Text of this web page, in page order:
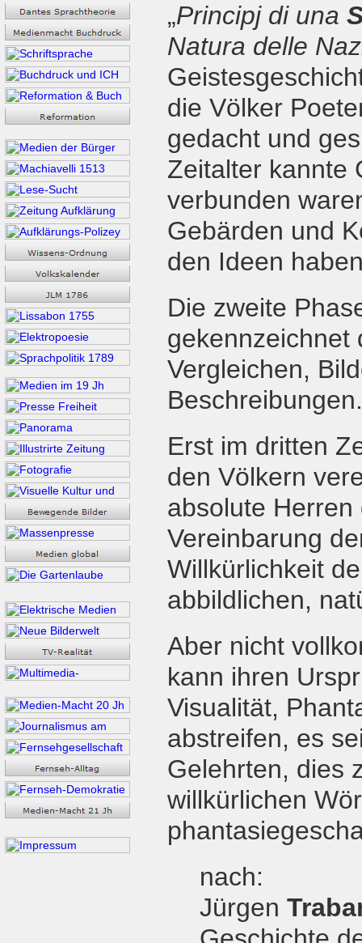
„Principj di una
Natura delle
die Völker
gedacht und
Zeitalter kannte
verbunden
Gebärden und
den Ideen
Die zweite
gekennzeichnet
Vergleichen,
Beschreibungen.
Erst im dritten
den Völkern
absolute
Vereinbarung
Willkürlichkeit
abbildlichen,
Aber nicht
kann ihren
Visualität,
abstreifen, es
Gelehrten, dies
willkürlichen
nach:
Jürgen